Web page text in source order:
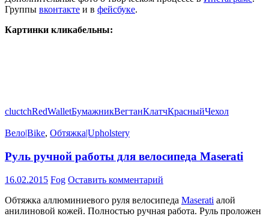
Группы вконтакте и в фейсбуке.
Картинки кликабельны:
cluctchRedWalletБумажникВегтанКлатчКрасныйЧехол
Вело|Bike, Обтяжка|Upholstery
Руль ручной работы для велосипеда Maserati
16.02.2015 Fog Оставить комментарий
Обтяжка аллюминиевого руля велосипеда Maserati алой
анилиновой кожей. Полностью ручная работа. Руль проложен